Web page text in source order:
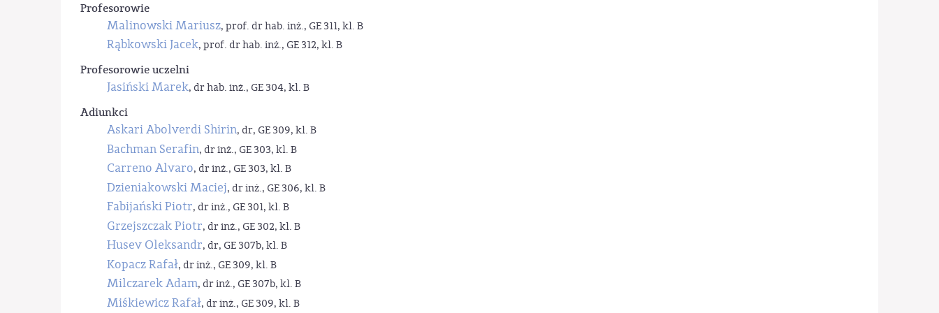
Profesorowie
Malinowski Mariusz, prof. dr hab. inż., GE 311, kl. B
Rąbkowski Jacek, prof. dr hab. inż., GE 312, kl. B
Profesorowie uczelni
Jasiński Marek, dr hab. inż., GE 304, kl. B
Adiunkci
Askari Abolverdi Shirin, dr, GE 309, kl. B
Bachman Serafin, dr inż., GE 303, kl. B
Carreno Alvaro, dr inż., GE 303, kl. B
Dzieniakowski Maciej, dr inż., GE 306, kl. B
Fabijański Piotr, dr inż., GE 301, kl. B
Grzejszczak Piotr, dr inż., GE 302, kl. B
Husev Oleksandr, dr, GE 307b, kl. B
Kopacz Rafał, dr inż., GE 309, kl. B
Milczarek Adam, dr inż., GE 307b, kl. B
Miśkiewicz Rafał, dr inż., GE 309, kl. B